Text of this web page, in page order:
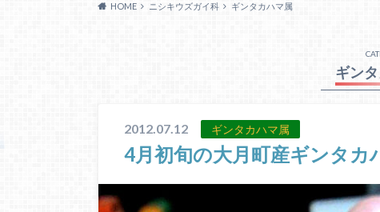
HOME ニシキウズガイ科 ギンタカハマ属
ギン
2012.07.12 ギンタカハマ属
4月初旬の大月町産ギンタカ